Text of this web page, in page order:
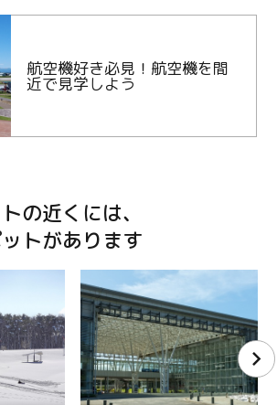
航空機好き必見！航空機を間
近で見学しよう
の近くには、
トがあります